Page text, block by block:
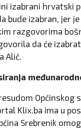
izabrani hrvatski
bude izabran, jer
razgovorima
da će
Alić.
Općinskog
Klix.ba ima u
Srebrenik